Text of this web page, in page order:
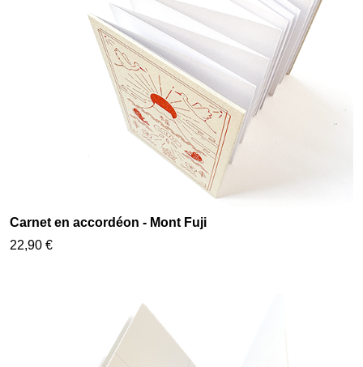
Carnet en accordéon - Mont Fuji
22,90 €